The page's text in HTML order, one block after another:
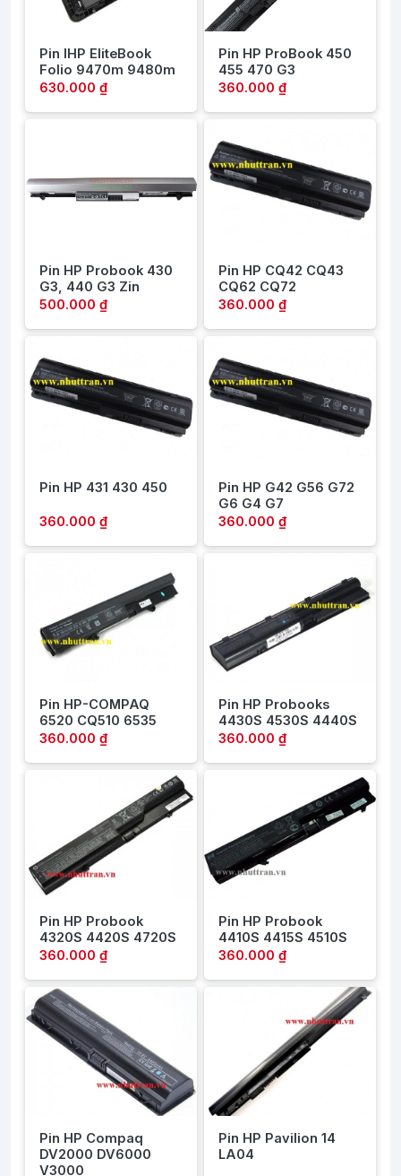
Pin lHP EliteBook
Folio 9470m 9480m
630.000 ₫
Pin HP ProBook 450
455 470 G3
360.000 ₫
Pin HP Probook 430
G3, 440 G3 Zin
500.000 ₫
Pin HP CQ42 CQ43
CQ62 CQ72
360.000 ₫
Pin HP 431 430 450
360.000 ₫
Pin HP G42 G56 G72
G6 G4 G7
360.000 ₫
Pin HP-COMPAQ
6520 CQ510 6535
360.000 ₫
Pin HP Probooks
4430S 4530S 4440S
360.000 ₫
Pin HP Probook
4320S 4420S 4720S
360.000 ₫
Pin HP Probook
4410S 4415S 4510S
360.000 ₫
Pin HP Compaq
DV2000 DV6000
V3000
Pin HP Pavilion 14
LA04